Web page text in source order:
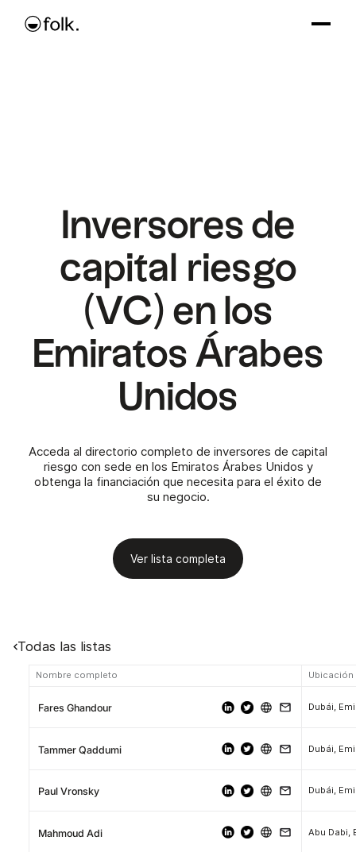
Inversores de
capital riesgo
(VC) en los
Emiratos Árabes
Unidos
Acceda al directorio completo de inversores de capital
riesgo con sede en los Emiratos Árabes Unidos y
obtenga la financiación que necesita para el éxito de
su negocio.
Ver lista completa
Todas las listas
Nombre completo Ubicación
Fares Ghandour Dubái,
Tammer Qaddumi Dubái,
Paul Vronsky Dubái,
Mahmoud Adi